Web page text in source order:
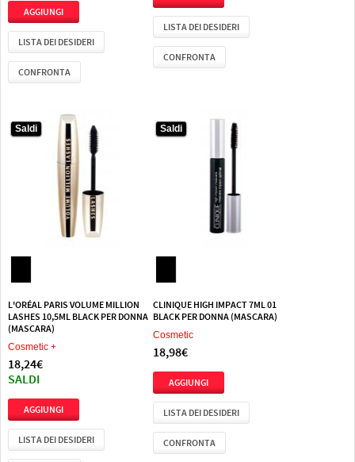
LISTA DEI DESIDERI
CONFRONTA
LISTA DEI DESIDERI
CONFRONTA
Saldi
Saldi
L'ORÉAL PARIS VOLUME MILLION
LASHES 10,5ML BLACK PER DONNA
(MASCARA)
Cosmetic +
18,24€
SALDI
LISTA DEI DESIDERI
Saldi
Saldi
CLINIQUE HIGH IMPACT 7ML 01
BLACK PER DONNA (MASCARA)
Cosmetic
18,98€
LISTA DEI DESIDERI
CONFRONTA